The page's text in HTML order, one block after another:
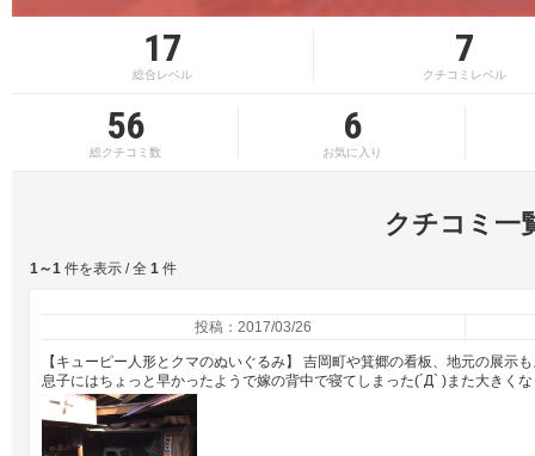
17
総合レベル
7
クチコミレベル
56
総クチコミ数
6
お気に入り
クチコミ一
1～1 件を表示 / 全 1 件
投稿：2017/03/26
【キューピー人形とクマのぬいぐるみ】 吉岡町や箕郷の看板、地元の展示
息子にはちょっと早かったようで嫁の背中で寝てしまった(´Д` )また大きく